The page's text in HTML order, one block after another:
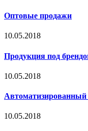
Оптовые продажи
10.05.2018
Продукция под
10.05.2018
Автоматизированный
10.05.2018